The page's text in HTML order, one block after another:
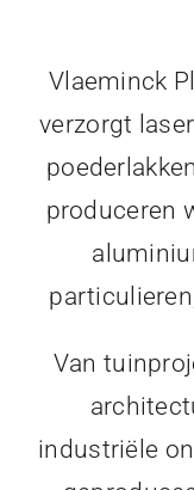
Vlaeminck
verzorgt
produceren
Van
industriële